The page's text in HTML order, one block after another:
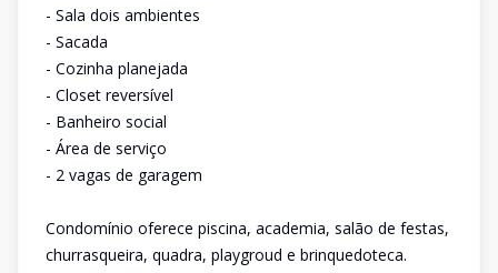
- Sala dois ambientes
- Sacada
- Cozinha planejada
- Closet reversível
- Banheiro social
- Área de serviço
- 2 vagas de garagem
Condomínio oferece piscina, academia, salão de festas,
churrasqueira, quadra, playgroud e brinquedoteca.